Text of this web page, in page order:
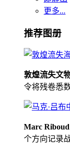
更多...
推荐图册
敦煌流失文
令将残卷悉
Marc
个方向记录